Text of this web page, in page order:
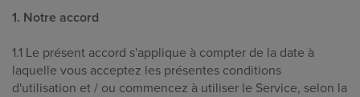
1. Notre accord
1.1 Le présent accord s'applique à compter de la date à
laquelle vous acceptez les présentes conditions
d'utilisation et / ou commencez à utiliser le Service, selon la